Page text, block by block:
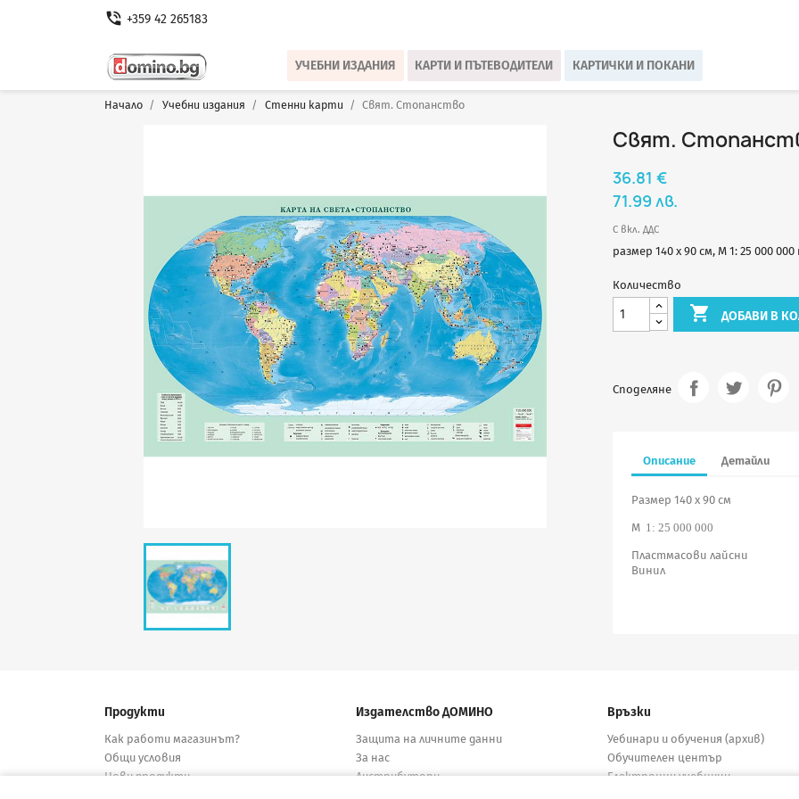
phone_in_talk +359 42 265183
УЧЕБНИ ИЗДАНИЯ КАРТИ И ПЪТЕВОДИТЕЛИ КАРТИЧКИ И ПОКАНИ
Начало Учебни издания Стенни карти Свят. Стопанство
Свят.
36.81 €
71.99 лв.
С вкл. ДДС
размер 140 х 90 см, М 1: 25 000
Количество
 ДОБАВИ В
Споделяне
Описание Детайли
Размер 140 х 90 см
М 1: 25 000 000
Пластмасови лайсни
Винил
Продукти
Как работи магазинът?
Общи условия
Нови продукти
Издателство ДОМИНО
Защита на личните данни
За нас
Дистрибутори
Връзки
Уебинари и обучения (архив)
Обучителен център
Електронни учебници